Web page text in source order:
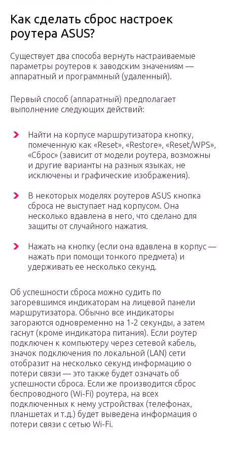
Как сделать сброс настроек
роутера ASUS?
Существует два способа вернуть настраиваемые
параметры роутеров к заводским значениям —
аппаратный и программный (удаленный).
Первый способ (аппаратный) предполагает
выполнение следующих действий:
Найти на корпусе маршрутизатора кнопку,
помеченную как «Reset», «Restore», «Reset/WPS»,
«Сброс» (зависит от модели роутера, возможны
и другие варианты на разных языках, не
исключены и графические изображения).
В некоторых моделях роутеров ASUS кнопка
сброса не выступает над корпусом. Она
несколько вдавлена в него, что сделано для
защиты от случайного нажатия.
Нажать на кнопку (если она вдавлена в корпус —
нажать при помощи тонкого предмета) и
удерживать ее несколько секунд.
Об успешности сброса можно судить по
загоревшимся индикаторам на лицевой панели
маршрутизатора. Обычно все индикаторы
загораются одновременно на 1-2 секунды, а затем
гаснут (кроме индикатора питания). Если роутер
подключен к компьютеру через сетевой кабель,
значок подключения по локальной (LAN) сети
отобразит на несколько секунд информацию о
потери связи — это также будет означать об
успешности сброса. Если же производится сброс
беспроводного (Wi-Fi) роутера, на всех
подключенных к нему устройствах (телефонах,
планшетах и т.д.) будет выведена информация о
потери связи с сетью Wi-Fi.